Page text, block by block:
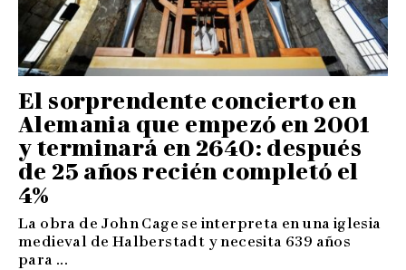
El sorprendente concierto en
Alemania que empezó en 2001
y terminará en 2640: después
de 25 años recién completó el
4%
La obra de John Cage se interpreta en una iglesia
medieval de Halberstadt y necesita 639 años
para ...